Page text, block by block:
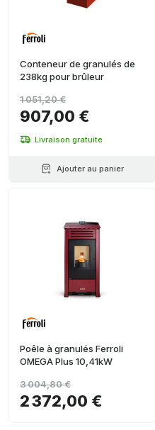
Conteneur de granulés de
238kg pour brûleur
907,00 €
1 051,20 €
Livraison gratuite
Ajouter au panier
Poêle à granulés Ferroli
OMEGA Plus 10,41kW
2 372,00 €
3 004,80 €